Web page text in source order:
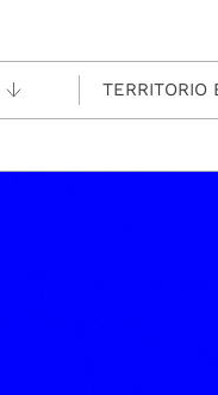
TERRITORIO